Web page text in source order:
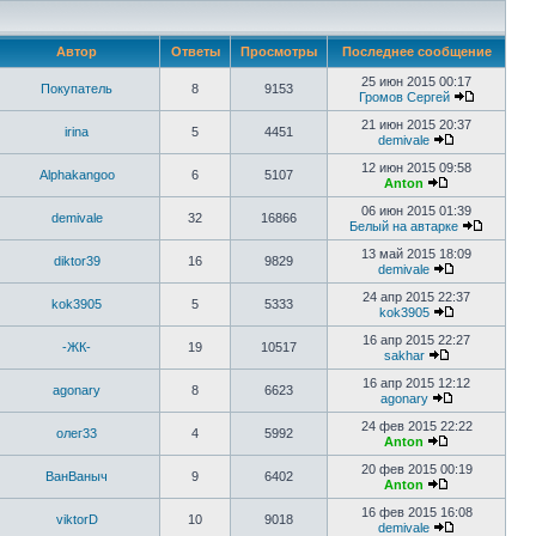
Автор Ответы Просмотры Последнее сообщение
Покупатель 8 9153
25 июн 2015 00:17
Громов Сергей
irina 5 4451
21 июн 2015 20:37
demivale
Alphakangoo 6 5107
12 июн 2015 09:58
Anton
demivale 32 16866
06 июн 2015 01:39
Белый на автарке
diktor39 16 9829
13 май 2015 18:09
demivale
kok3905 5 5333
24 апр 2015 22:37
kok3905
-ЖК- 19 10517
16 апр 2015 22:27
sakhar
agonary 8 6623
16 апр 2015 12:12
agonary
олег33 4 5992
24 фев 2015 22:22
Anton
ВанВаныч 9 6402
20 фев 2015 00:19
Anton
viktorD 10 9018
16 фев 2015 16:08
demivale